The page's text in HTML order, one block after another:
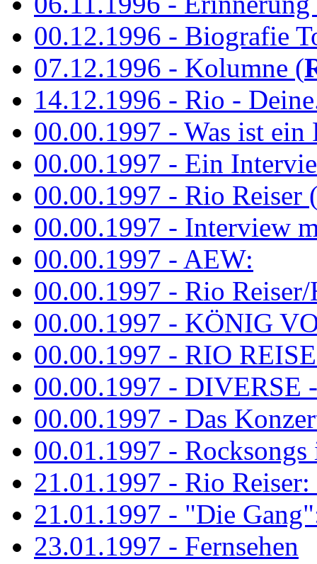
00.12.1996 - Biografie
07.12.1996 - Kolumne (
14.12.1996 - Rio -
00.00.1997 - Was ist ein
00.00.1997 - Ein
00.00.1997 - Rio Reiser
00.00.1997 - Interview
00.00.1997 - AEW:
00.00.1997 - Rio Reiser/
00.00.1997 - KÖNIG
00.00.1997 - RIO
00.00.1997 - DIVERSE
00.00.1997 - Das
00.01.1997 -
21.01.1997 - Rio
21.01.1997 - "Die
23.01.1997 - Fernsehen